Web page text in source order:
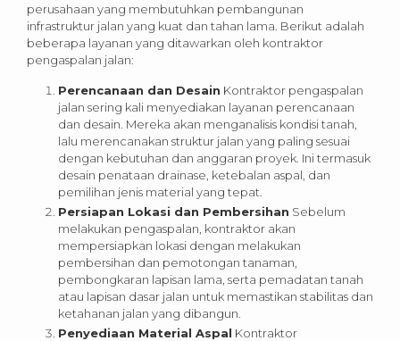
perusahaan yang membutuhkan pembangunan
infrastruktur jalan yang kuat dan tahan lama. Berikut adalah
beberapa layanan yang ditawarkan oleh kontraktor
pengaspalan jalan:
Perencanaan dan Desain Kontraktor pengaspalan
jalan sering kali menyediakan layanan perencanaan
dan desain. Mereka akan menganalisis kondisi tanah,
lalu merencanakan struktur jalan yang paling sesuai
dengan kebutuhan dan anggaran proyek. Ini termasuk
desain penataan drainase, ketebalan aspal, dan
pemilihan jenis material yang tepat.
Persiapan Lokasi dan Pembersihan Sebelum
melakukan pengaspalan, kontraktor akan
mempersiapkan lokasi dengan melakukan
pembersihan dan pemotongan tanaman,
pembongkaran lapisan lama, serta pemadatan tanah
atau lapisan dasar jalan untuk memastikan stabilitas dan
ketahanan jalan yang dibangun.
Penyediaan Material Aspal Kontraktor